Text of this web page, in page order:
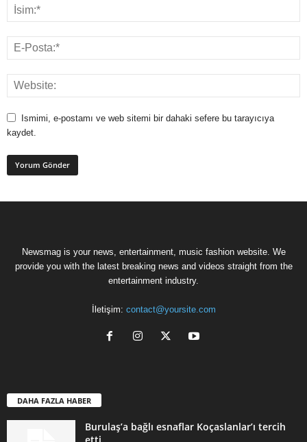
Ismimi, e-postamı ve web sitemi bir dahaki sefere bu tarayıcıya
kaydet.
Newsmag is your news, entertainment, music fashion website. We
provide you with the latest breaking news and videos straight from the
entertainment industry.
İletişim: contact@yoursite.com
DAHA FAZLA HABER
Burulaş’a bağlı esnaflar Koçaslanlar’ı tercih